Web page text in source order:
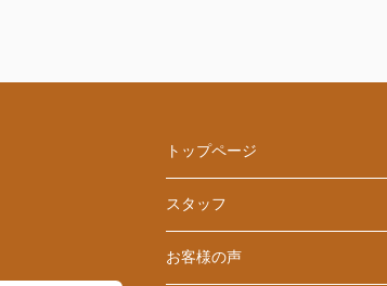
トップページ
スタッフ
お客様の声